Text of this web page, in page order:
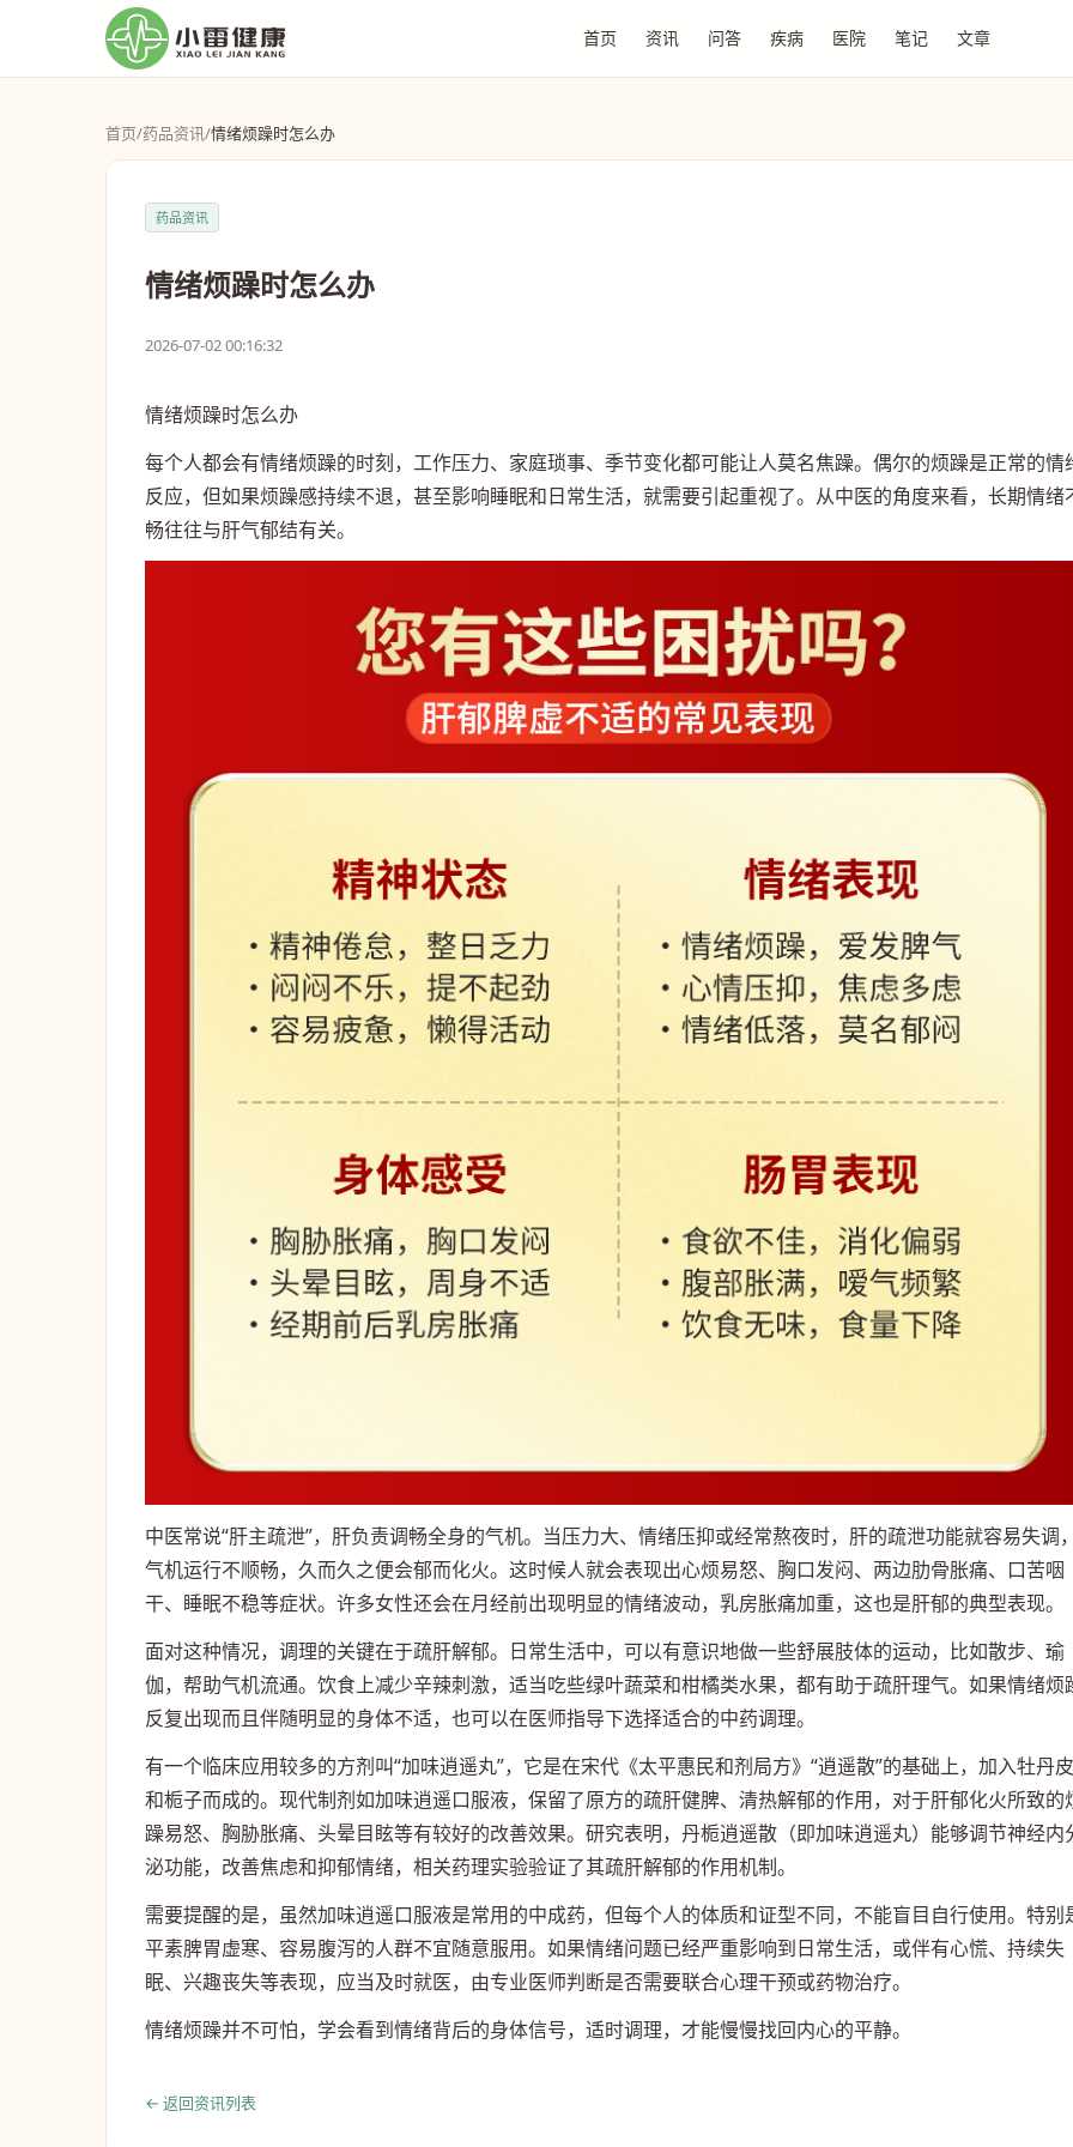
首页 资讯 问答 疾病 医院 笔记 文章
首页/药品资讯/情绪烦躁时怎么办
药品资讯
情绪烦躁时怎么办
2026-07-02 00:16:32
情绪烦躁时怎么办
每个人都会有情绪烦躁的时刻，工作压力、家庭琐事、季节变化都可能让人莫名焦躁。偶尔的烦躁是正常的情
反应，但如果烦躁感持续不退，甚至影响睡眠和日常生活，就需要引起重视了。从中医的角度来看，长期情绪
畅往往与肝气郁结有关。
中医常说“肝主疏泄”，肝负责调畅全身的气机。当压力大、情绪压抑或经常熬夜时，肝的疏泄功能就容易失调
气机运行不顺畅，久而久之便会郁而化火。这时候人就会表现出心烦易怒、胸口发闷、两边肋骨胀痛、口苦咽
干、睡眠不稳等症状。许多女性还会在月经前出现明显的情绪波动，乳房胀痛加重，这也是肝郁的典型表现。
面对这种情况，调理的关键在于疏肝解郁。日常生活中，可以有意识地做一些舒展肢体的运动，比如散步、瑜
伽，帮助气机流通。饮食上减少辛辣刺激，适当吃些绿叶蔬菜和柑橘类水果，都有助于疏肝理气。如果情绪烦
反复出现而且伴随明显的身体不适，也可以在医师指导下选择适合的中药调理。
有一个临床应用较多的方剂叫“加味逍遥丸”，它是在宋代《太平惠民和剂局方》“逍遥散”的基础上，加入牡丹皮
和栀子而成的。现代制剂如加味逍遥口服液，保留了原方的疏肝健脾、清热解郁的作用，对于肝郁化火所致的
躁易怒、胸胁胀痛、头晕目眩等有较好的改善效果。研究表明，丹栀逍遥散（即加味逍遥丸）能够调节神经内
泌功能，改善焦虑和抑郁情绪，相关药理实验验证了其疏肝解郁的作用机制。
需要提醒的是，虽然加味逍遥口服液是常用的中成药，但每个人的体质和证型不同，不能盲目自行使用。特别
平素脾胃虚寒、容易腹泻的人群不宜随意服用。如果情绪问题已经严重影响到日常生活，或伴有心慌、持续失
眠、兴趣丧失等表现，应当及时就医，由专业医师判断是否需要联合心理干预或药物治疗。
情绪烦躁并不可怕，学会看到情绪背后的身体信号，适时调理，才能慢慢找回内心的平静。
← 返回资讯列表